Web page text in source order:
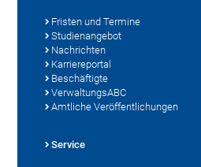
Fristen und Termine
Studienangebot
Nachrichten
Karriereportal
Beschäftigte
VerwaltungsABC
Amtliche Veröffentlichungen
Service